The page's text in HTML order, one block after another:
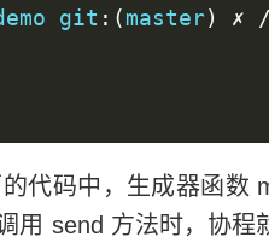
git
:(master) ✗ /
代码中，生成器函数
用 send 方法时，协程